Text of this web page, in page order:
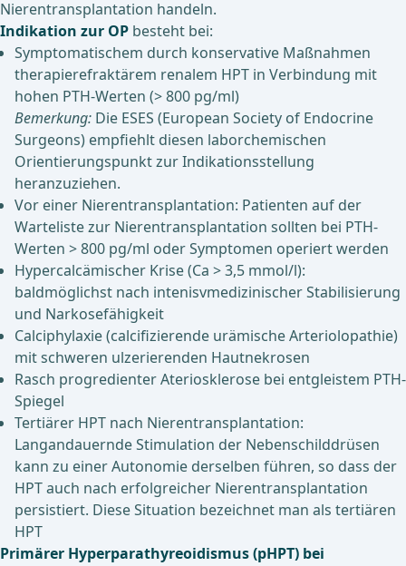
Nierentransplantation handeln.
Indikation zur OP besteht bei:
Symptomatischem durch konservative Maßnahmen
therapierefraktärem renalem HPT in Verbindung mit
hohen PTH-Werten (> 800 pg/ml)
Bemerkung: Die ESES (European Society of Endocrine
Surgeons) empfiehlt diesen laborchemischen
Orientierungspunkt zur Indikationsstellung
heranzuziehen.
Vor einer Nierentransplantation: Patienten auf der
Warteliste zur Nierentransplantation sollten bei PTH-
Werten > 800 pg/ml oder Symptomen operiert werden
Hypercalcämischer Krise (Ca > 3,5 mmol/l):
baldmöglichst nach intenisvmedizinischer Stabilisierung
und Narkosefähigkeit
Calciphylaxie (calcifizierende urämische Arteriolopathie)
mit schweren ulzerierenden Hautnekrosen
Rasch progredienter Ateriosklerose bei entgleistem PTH-
Spiegel
Tertiärer HPT nach Nierentransplantation:
Langandauernde Stimulation der Nebenschilddrüsen
kann zu einer Autonomie derselben führen, so dass der
HPT auch nach erfolgreicher Nierentransplantation
persistiert. Diese Situation bezeichnet man als tertiären
HPT
Primärer Hyperparathyreoidismus (pHPT) bei